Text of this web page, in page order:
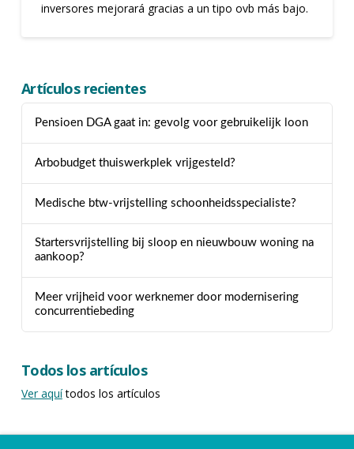
inversores mejorará gracias a un tipo ovb más bajo.
Artículos recientes
Pensioen DGA gaat in: gevolg voor gebruikelijk loon
Arbobudget thuiswerkplek vrijgesteld?
Medische btw-vrijstelling schoonheidsspecialiste?
Startersvrijstelling bij sloop en nieuwbouw woning na
aankoop?
Meer vrijheid voor werknemer door modernisering
concurrentiebeding
Todos los artículos
Ver aquítodos los artículos